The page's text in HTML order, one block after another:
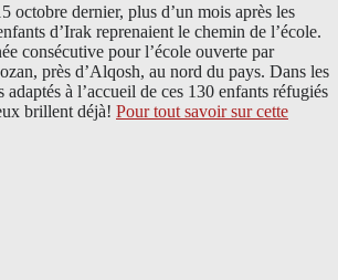
octobre dernier, plus d’un mois après les
d’Irak reprenaient le chemin de l’école.
consécutive pour l’école ouverte par
près d’Alqosh, au nord du pays. Dans les
à l’accueil de ces 130 enfants réfugiés
brillent déjà! Pour tout savoir sur cette